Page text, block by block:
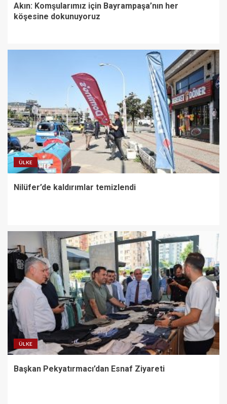
Akın: Komşularımız için Bayrampaşa’nın her
köşesine dokunuyoruz
ÜLKE
Nilüfer’de kaldırımlar temizlendi
ÜLKE
Başkan Pekyatırmacı’dan Esnaf Ziyareti